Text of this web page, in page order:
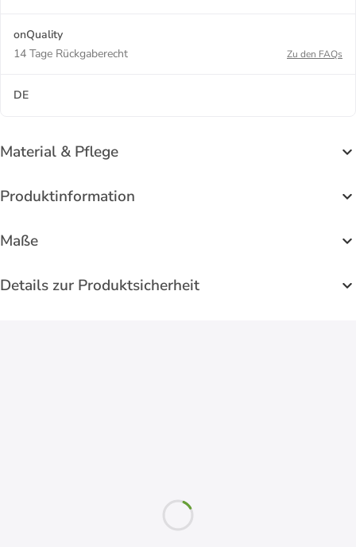
onQuality
14 Tage Rückgaberecht
Zu den FAQs
DE
Material & Pflege
Produktinformation
Maße
Details zur Produktsicherheit